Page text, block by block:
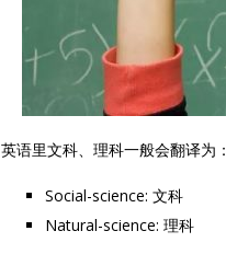
英语里文科、理科一般会翻译为：
Social-science: 文科
Natural-science: 理科